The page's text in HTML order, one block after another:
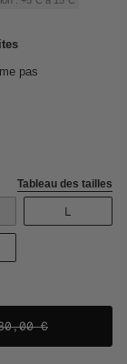
pas
Tableau des tailles
L
ÉPUISÉE
€